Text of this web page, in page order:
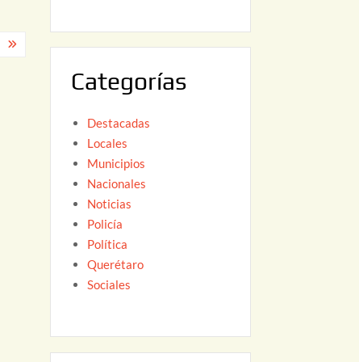
2
Categorías
Destacadas
Locales
Municipios
Nacionales
Noticias
Policía
Política
Querétaro
Sociales